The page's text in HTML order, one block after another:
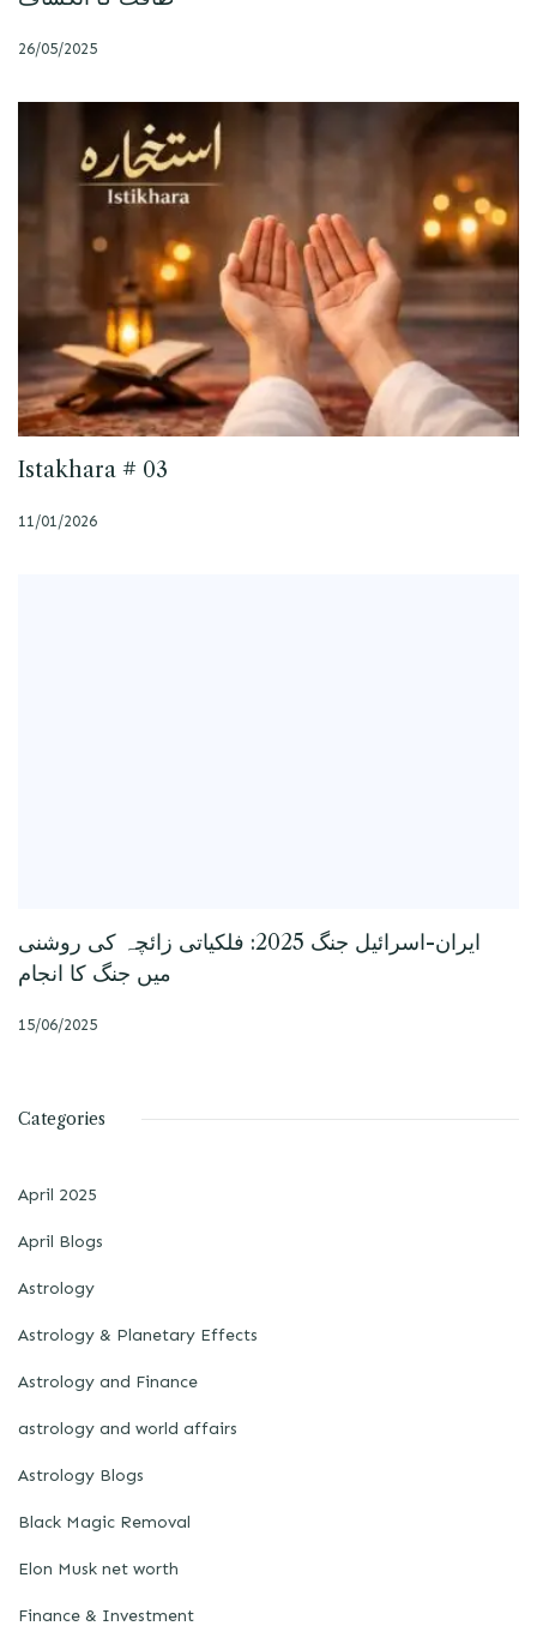
26/05/2025
Istakhara # 03
11/01/2026
ایران-اسرائیل جنگ 2025: فلکیاتی زائچہ کی روشنی
میں جنگ کا انجام
15/06/2025
Categories
April 2025
April Blogs
Astrology
Astrology & Planetary Effects
Astrology and Finance
astrology and world affairs
Astrology Blogs
Black Magic Removal
Elon Musk net worth
Finance & Investment